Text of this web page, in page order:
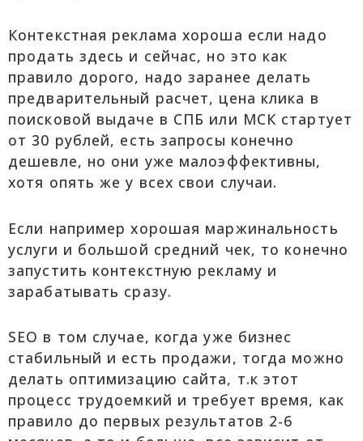
Контекстная реклама хороша если надо
продать здесь и сейчас, но это как
правило дорого, надо заранее делать
предварительный расчет, цена клика в
поисковой выдаче в СПБ или МСК стартует
от 30 рублей, есть запросы конечно
дешевле, но они уже малоэффективны,
хотя опять же у всех свои случаи.
Если например хорошая маржинальность
услуги и большой средний чек, то конечно
запустить контекстную рекламу и
зарабатывать сразу.
SEO в том случае, когда уже бизнес
стабильный и есть продажи, тогда можно
делать оптимизацию сайта, т.к этот
процесс трудоемкий и требует время, как
правило до первых результатов 2-6